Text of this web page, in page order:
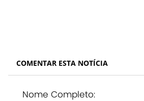
COMENTAR ESTA NOTÍCIA
Nome Completo: